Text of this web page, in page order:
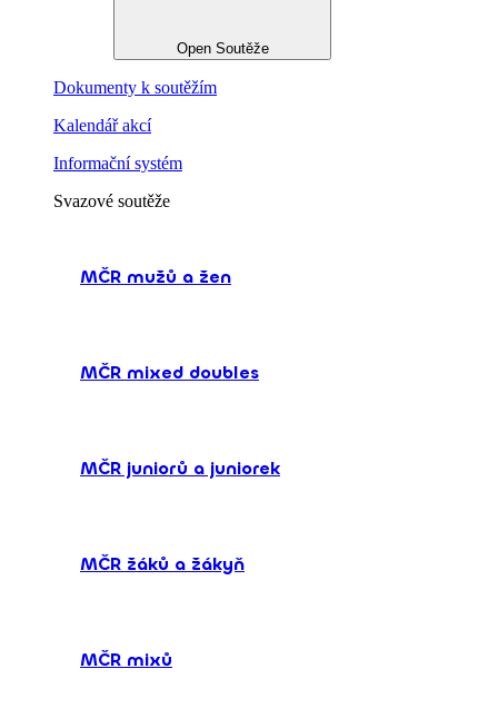
Open Soutěže
Dokumenty k soutěžím
Kalendář akcí
Informační systém
Svazové soutěže
MČR mužů a žen
MČR mixed doubles
MČR juniorů a juniorek
MČR žáků a žákyň
MČR mixů